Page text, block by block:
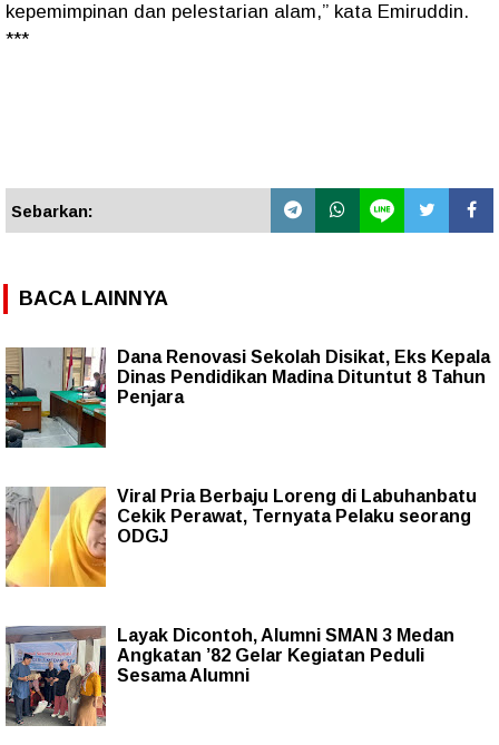
kepemimpinan dan pelestarian alam,” kata Emiruddin.
***
Sebarkan:
BACA LAINNYA
Dana Renovasi Sekolah Disikat, Eks Kepala
Dinas Pendidikan Madina Dituntut 8 Tahun
Penjara
Viral Pria Berbaju Loreng di Labuhanbatu
Cekik Perawat, Ternyata Pelaku seorang
ODGJ
Layak Dicontoh, Alumni SMAN 3 Medan
Angkatan ’82 Gelar Kegiatan Peduli
Sesama Alumni